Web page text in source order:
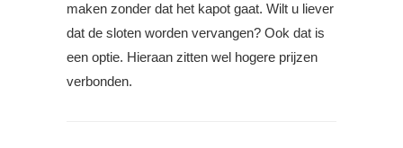
maken zonder dat het kapot gaat. Wilt u liever
dat de sloten worden vervangen? Ook dat is
een optie. Hieraan zitten wel hogere prijzen
verbonden.